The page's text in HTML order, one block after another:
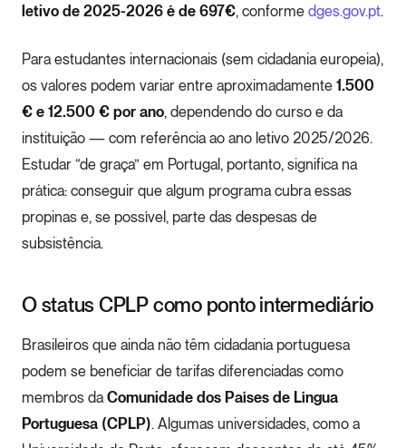
letivo de 2025-2026 é de 697€ , conforme dges.gov.pt
Para estudantes internacionais (sem cidadania europeia),
os valores podem variar entre aproximadamente 1.500
€ e 12.500 € por ano , dependendo do curso e da
instituição — com referência ao ano letivo 2025/2026.
Estudar “de graça” em Portugal, portanto, significa na
prática: conseguir que algum programa cubra essas
propinas e, se possível, parte das despesas de
subsistência.
O status CPLP como ponto intermediário
Brasileiros que ainda não têm cidadania portuguesa
podem se beneficiar de tarifas diferenciadas como
membros da Comunidade dos Países de Língua
Portuguesa (CPLP) . Algumas universidades, como a